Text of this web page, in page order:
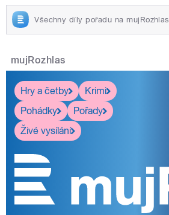
Všechny díly pořadu na mujRozhlas
mujRozhlas
Hry a četby
Krimi
Pohádky
Pořady
Živé vysílání